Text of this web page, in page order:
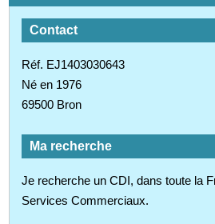
Contact
Réf. EJ1403030643
Né en 1976
69500 Bron
Ma recherche
Je recherche un CDI, dans toute la
Services Commerciaux.